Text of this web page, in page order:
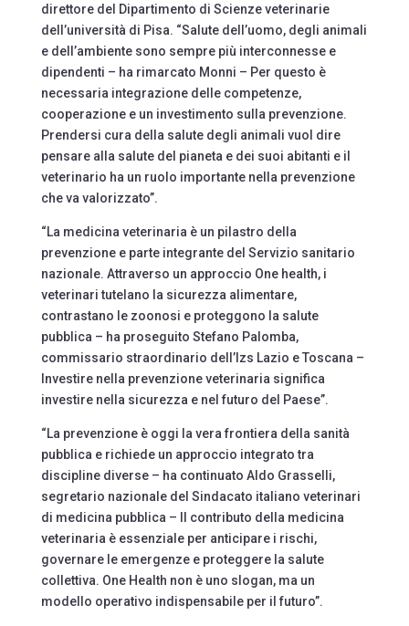
direttore del Dipartimento di Scienze veterinarie
dell’università di Pisa. “Salute dell’uomo, degli animali
e dell’ambiente sono sempre più interconnesse e
dipendenti – ha rimarcato Monni – Per questo è
necessaria integrazione delle competenze,
cooperazione e un investimento sulla prevenzione.
Prendersi cura della salute degli animali vuol dire
pensare alla salute del pianeta e dei suoi abitanti e il
veterinario ha un ruolo importante nella prevenzione
che va valorizzato”.
“La medicina veterinaria è un pilastro della
prevenzione e parte integrante del Servizio sanitario
nazionale. Attraverso un approccio One health, i
veterinari tutelano la sicurezza alimentare,
contrastano le zoonosi e proteggono la salute
pubblica – ha proseguito Stefano Palomba,
commissario straordinario dell’Izs Lazio e Toscana –
Investire nella prevenzione veterinaria significa
investire nella sicurezza e nel futuro del Paese”.
“La prevenzione è oggi la vera frontiera della sanità
pubblica e richiede un approccio integrato tra
discipline diverse – ha continuato Aldo Grasselli,
segretario nazionale del Sindacato italiano veterinari
di medicina pubblica – Il contributo della medicina
veterinaria è essenziale per anticipare i rischi,
governare le emergenze e proteggere la salute
collettiva. One Health non è uno slogan, ma un
modello operativo indispensabile per il futuro”.